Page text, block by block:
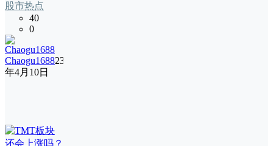
股市热点
40
0
Chaogu168823
年4月10日